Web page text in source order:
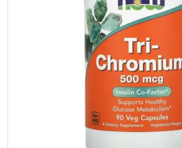
Спеції, прянощі, приправи
Натуральна косметика